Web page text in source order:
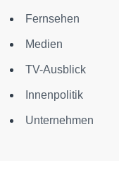
Fernsehen
Medien
TV-Ausblick
Innenpolitik
Unternehmen